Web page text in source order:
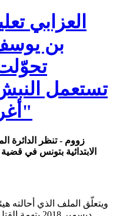
العزابي
بن يوسف
تستعمل
أغراض سياسوية دنيئة"
زووم - تنظر الدائرة